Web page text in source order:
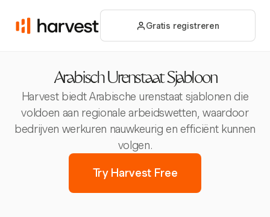
Gratis registreren
Arabisch Urenstaat Sjabloon
Harvest biedt Arabische urenstaat sjablonen die
voldoen aan regionale arbeidswetten, waardoor
bedrijven werkuren nauwkeurig en efficiënt kunnen
volgen.
Try Harvest Free